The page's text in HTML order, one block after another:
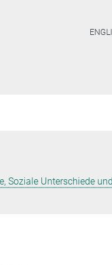
Soziale Unterschiede